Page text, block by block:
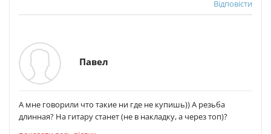
Відповісти
Павел
А мне говорили что такие ни где не купишь)) А резьба
длинная? На гитару станет (не в накладку, а через топ)?